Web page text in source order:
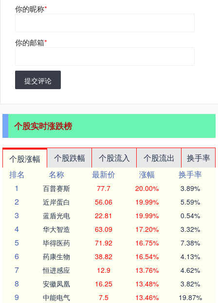
你的昵称*
你的邮箱*
提交评论
个股实时涨跌榜
个股涨幅 个股跌幅 个股流入 个股流出
换手率
排名
名称 最新价 涨幅
换手率
1
百普赛斯 77.7 20.00% 3.89%
2 近岸蛋白 56.06 19.99% 5.59%
3 蓝盾光电 22.81 19.99% 0.54%
4 华大智造 63.09 17.20% 3.32%
5 毕得医药 71.92 16.75% 7.38%
6 药康生物 38.82 16.54% 4.13%
7 恒进感应 12.9 13.76% 4.62%
8 安徽凤凰 16.25 13.48% 3.82%
9 中能电气 7.5 13.46% 19.87%